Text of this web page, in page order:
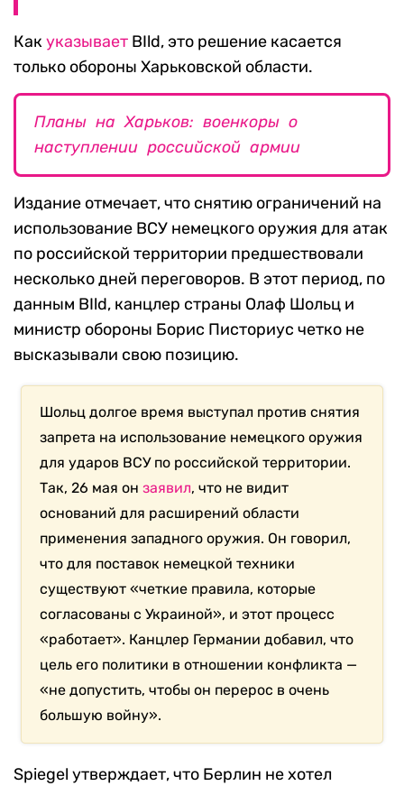
Какуказывает BIld, это решение касается
только обороны Харьковской области.
Планы на Харьков: военкоры о
наступлении российской армии
Издание отмечает, что снятию ограничений на
использование ВСУ немецкого оружия для атак
по российской территории предшествовали
несколько дней переговоров. В этот период, по
данным BIld, канцлер страны Олаф Шольц и
министр обороны Борис Писториус четко не
высказывали свою позицию.
Шольц долгое время выступал против снятия
запрета на использование немецкого оружия
для ударов ВСУ по российской территории.
Так, 26 мая онзаявил, что не видит
оснований для расширений области
применения западного оружия. Он говорил,
что для поставок немецкой техники
существуют «четкие правила, которые
согласованы с Украиной», и этот процесс
«работает». Канцлер Германии добавил, что
цель его политики в отношении конфликта —
«не допустить, чтобы он перерос в очень
большую войну».
Spiegel утверждает, что Берлин не хотел